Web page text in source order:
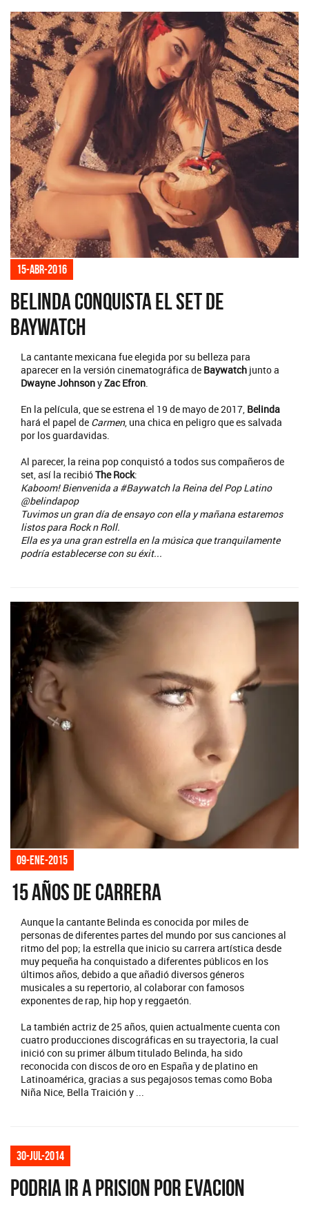
15-abr-2016
Belinda conquista el set de
Baywatch
La cantante mexicana fue elegida por su belleza para
aparecer en la versión cinematográfica de Baywatch junto a
Dwayne JohnsonyZac Efron.
En la película, que se estrena el 19 de mayo de 2017, Belinda
hará el papel de Carmen, una chica en peligro que es salvada
por los guardavidas.
Al parecer, la reina pop conquistó a todos sus compañeros de
set, así la recibióThe Rock:
Kaboom! Bienvenida a #Baywatch la Reina del Pop Latino
@belindapop
Tuvimos un gran día de ensayo con ella y mañana estaremos
listos para Rock n Roll.
Ella es ya una gran estrella en la música que tranquilamente
podría establecerse con su éxit...
09-ene-2015
15 años de carrera
Aunque la cantante Belinda es conocida por miles de
personas de diferentes partes del mundo por sus canciones al
ritmo del pop; la estrella que inicio su carrera artística desde
muy pequeña ha conquistado a diferentes públicos en los
últimos años, debido a que añadió diversos géneros
musicales a su repertorio, al colaborar con famosos
exponentes de rap, hip hop y reggaetón.
La también actriz de 25 años, quien actualmente cuenta con
cuatro producciones discográficas en su trayectoria, la cual
inició con su primer álbum titulado Belinda, ha sido
reconocida con discos de oro en España y de platino en
Latinoamérica, gracias a sus pegajosos temas como Boba
Niña Nice, Bella Traición y ...
30-jul-2014
PODRIA IR A PRISION POR EVACION